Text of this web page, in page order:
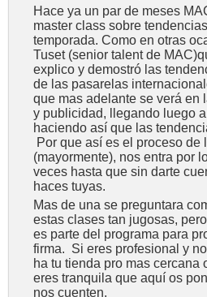
Hace ya un par de meses
master class sobre
temporada. Como en otras
Tuset (senior talent de
explico y demostró las
de las pasarelas
que mas adelante se verá en
y publicidad, llegando luego
haciendo así que las
Por que así es el proceso de
(mayormente), nos entra por
veces hasta que sin darte
haces tuyas.
Mas de una se preguntara
estas clases tan jugosas,
es parte del programa para
firma. Si eres profesional y
ha tu tienda pro mas cercana
eres tranquila que aquí os
nos cuenten.